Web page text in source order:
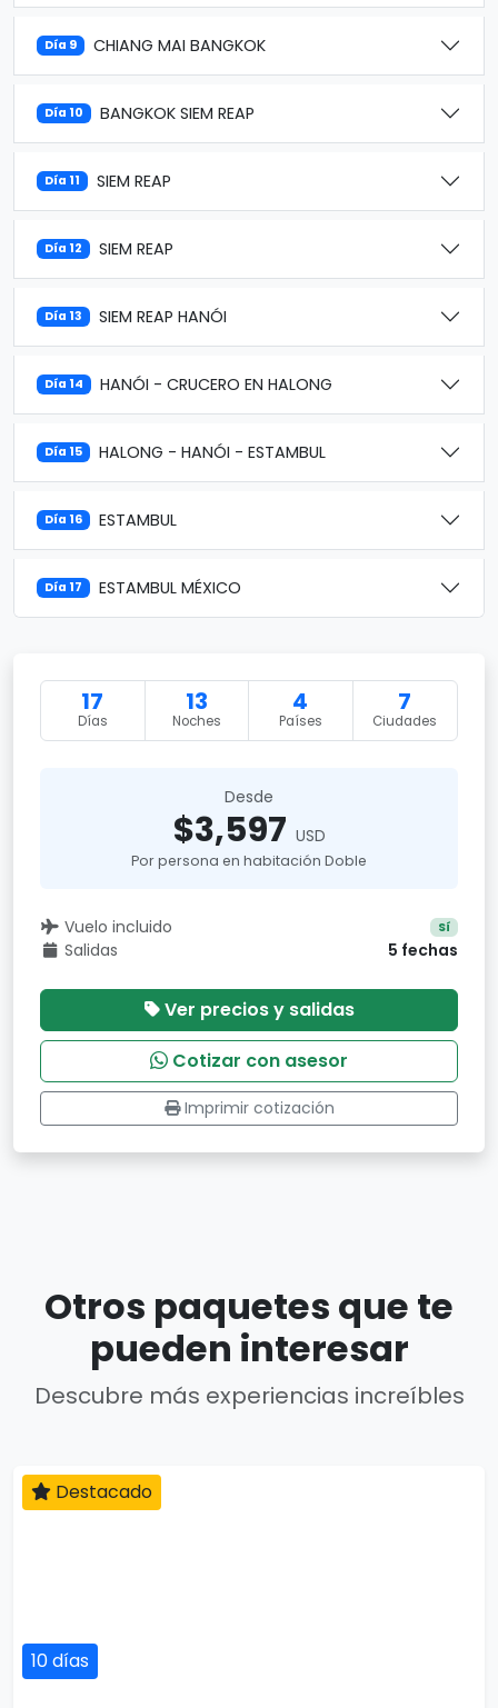
Día 9 CHIANG MAI BANGKOK
Día 10 BANGKOK SIEM REAP
Día 11 SIEM REAP
Día 12 SIEM REAP
Día 13 SIEM REAP HANÓI
Día 14 HANÓI - CRUCERO EN HALONG
Día 15 HALONG - HANÓI - ESTAMBUL
Día 16 ESTAMBUL
Día 17 ESTAMBUL MÉXICO
17
Días
13
Noches
4
Países
7
Ciudades
Desde
$3,597 USD
Por persona en habitación Doble
Vuelo incluido Sí
Salidas 5 fechas
Ver precios y salidas
Cotizar con asesor
Imprimir cotización
Otros paquetes que te
pueden interesar
Descubre más experiencias increíbles
10 días
Destacado